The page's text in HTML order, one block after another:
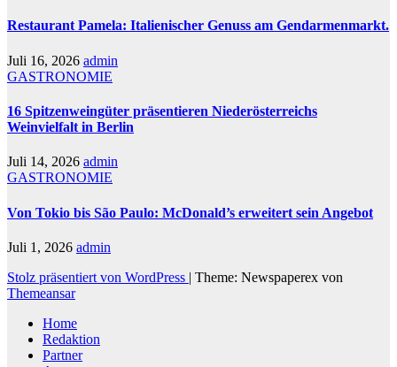
Restaurant Pamela: Italienischer Genuss am Gendarmenmarkt.
Juli 16, 2026 admin
GASTRONOMIE
16 Spitzenweingüter präsentieren Niederösterreichs
Weinvielfalt in Berlin
Juli 14, 2026 admin
GASTRONOMIE
Von Tokio bis São Paulo: McDonald’s erweitert sein Angebot
Juli 1, 2026 admin
Stolz präsentiert von WordPress | Theme: Newspaperex von
Themeansar
Home
Redaktion
Partner